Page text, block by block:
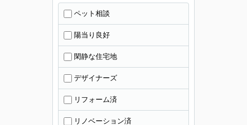
ペット相談
陽当り良好
閑静な住宅地
デザイナーズ
リフォーム済
リノベーション済